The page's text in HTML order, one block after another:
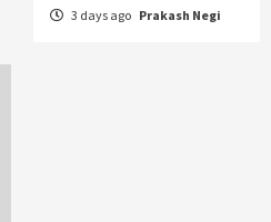
3 days ago Prakash Negi